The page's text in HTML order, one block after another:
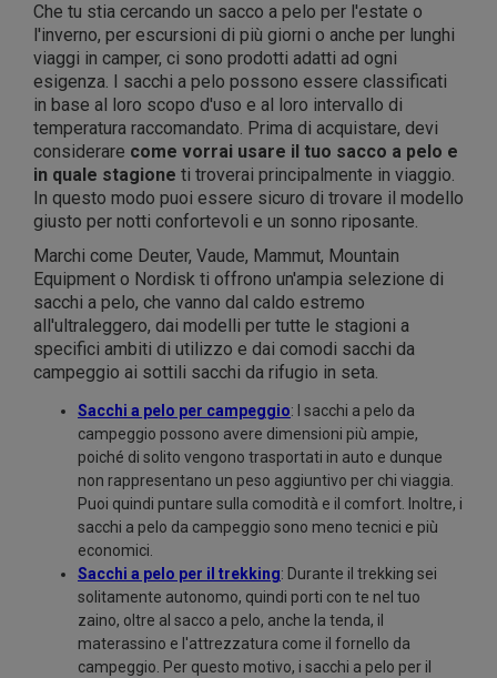
Che tu stia cercando un sacco a pelo per l'estate o
l'inverno, per escursioni di più giorni o anche per lunghi
viaggi in camper, ci sono prodotti adatti ad ogni
esigenza. I sacchi a pelo possono essere classificati
in base al loro scopo d'uso e al loro intervallo di
temperatura raccomandato. Prima di acquistare, devi
considerare come vorrai usare il tuo sacco a pelo e
in quale stagione ti troverai principalmente in viaggio.
In questo modo puoi essere sicuro di trovare il modello
giusto per notti confortevoli e un sonno riposante.
Marchi come Deuter, Vaude, Mammut, Mountain
Equipment o Nordisk ti offrono un'ampia selezione di
sacchi a pelo, che vanno dal caldo estremo
all'ultraleggero, dai modelli per tutte le stagioni a
specifici ambiti di utilizzo e dai comodi sacchi da
campeggio ai sottili sacchi da rifugio in seta.
Sacchi a pelo per campeggio: I sacchi a pelo da
campeggio possono avere dimensioni più ampie,
poiché di solito vengono trasportati in auto e dunque
non rappresentano un peso aggiuntivo per chi viaggia.
Puoi quindi puntare sulla comodità e il comfort. Inoltre, i
sacchi a pelo da campeggio sono meno tecnici e più
economici.
Sacchi a pelo per il trekking: Durante il trekking sei
solitamente autonomo, quindi porti con te nel tuo
zaino, oltre al sacco a pelo, anche la tenda, il
materassino e l'attrezzatura come il fornello da
campeggio. Per questo motivo, i sacchi a pelo per il